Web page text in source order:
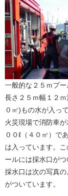
一般的な２５ｍプ
長さ２５ｍ幅１２
０㎥)もの水が入っ
火災現場で消防車
００ℓ（４０㎥）で
は入っています。
ールには採水口がつ
採水口は次の写真
がついています。